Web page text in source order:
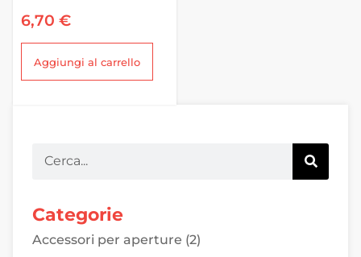
Categorie
Accessori per aperture (2)
6,70 €
Aggiungi al carrello